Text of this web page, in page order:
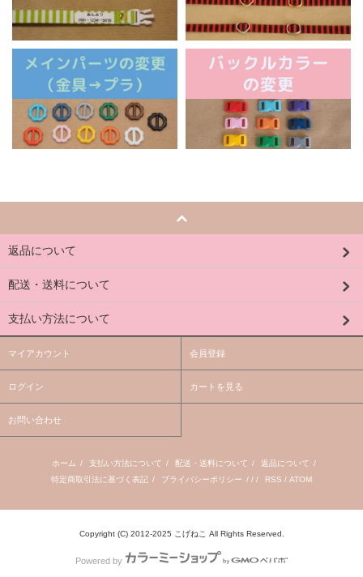
返品について
配送・送料について
支払い方法について
マイアカウント 会員登録
ログイン カートを見る
お問い合わせ
ホーム / 支払い方法について / 配送・送料について / 返品について /
特定商取引法に基づく表記 / プライバシーポリシー / / / RSS / ATOM
Copyright (C) 2012-2025 こげねこ All Rights Reserved.
Powered by